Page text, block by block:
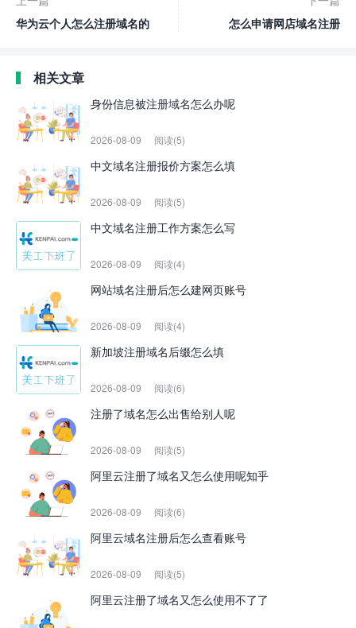
华为云个人怎么注册域名的
怎么申请网店域名注册
相关文章
身份信息被注册域名怎么办呢
2026-08-09 阅读(5)
中文域名注册报价方案怎么填
2026-08-09 阅读(5)
中文域名注册工作方案怎么写
2026-08-09 阅读(4)
网站域名注册后怎么建网页账号
2026-08-09 阅读(4)
新加坡注册域名后缀怎么填
2026-08-09 阅读(6)
注册了域名怎么出售给别人呢
2026-08-09 阅读(5)
阿里云注册了域名又怎么使用呢知乎
2026-08-09 阅读(6)
阿里云域名注册后怎么查看账号
2026-08-09 阅读(5)
阿里云注册了域名又怎么使用不了了